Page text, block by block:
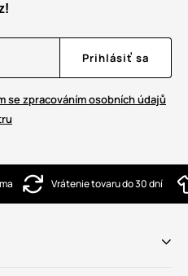
Prihlásiť sa
se zpracováním osobních údajů
Vrátenie tovaru do 30 dní